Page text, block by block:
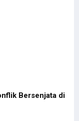
Bersenjata di